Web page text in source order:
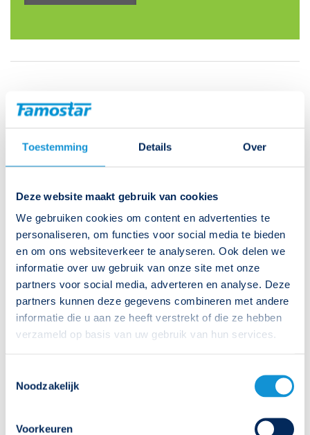
Toestemming Details Over
Deze website maakt gebruik van cookies
We gebruiken cookies om content en advertenties te
personaliseren, om functies voor social media te bieden
en om ons websiteverkeer te analyseren. Ook delen we
informatie over uw gebruik van onze site met onze
partners voor social media, adverteren en analyse. Deze
partners kunnen deze gegevens combineren met andere
informatie die u aan ze heeft verstrekt of die ze hebben
verzameld op basis van uw gebruik van hun services.
Noodzakelijk
Voorkeuren
Webinars
gegeven door Herman Meeuwesen. Herman is